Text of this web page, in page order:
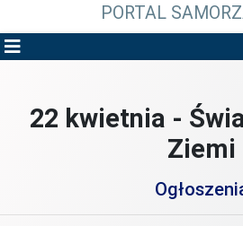
PORTAL
22 kwietnia -
Ziemi